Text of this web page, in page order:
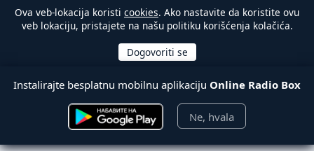
Ova veb-lokacija koristi cookies. Ako nastavite da koristite ovu
veb lokaciju, pristajete na našu politiku korišćenja kolačića.
Instalirajte besplatnu mobilnu aplikaciju Online Radio Box
Ne, hvala